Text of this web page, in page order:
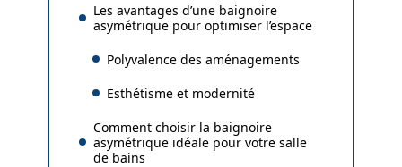
Les avantages d’une baignoire
asymétrique pour optimiser l’espace
Polyvalence des aménagements
Esthétisme et modernité
Comment choisir la baignoire
asymétrique idéale pour votre salle
de bains